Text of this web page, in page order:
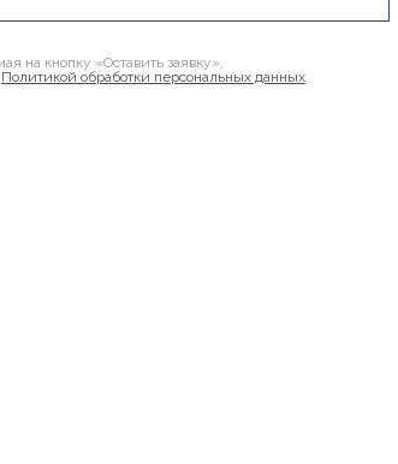
на кнопку «Оставить заявку»,
Политикой обработки персональных данных